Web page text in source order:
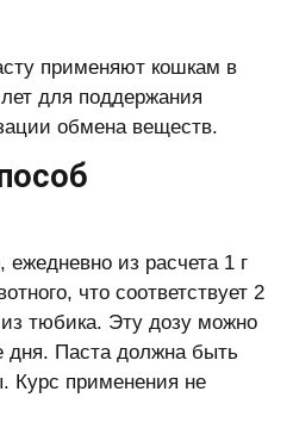
применяют кошкам в
для поддержания
обмена веществ.
из расчета 1 г
что соответствует 2
тюбика. Эту дозу можно
дня. Паста должна быть
Курс применения не